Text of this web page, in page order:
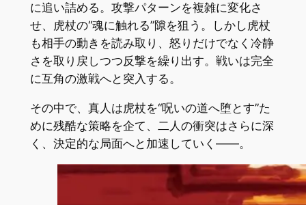
に追い詰める。攻撃パターンを複雑に変化さ
せ、虎杖の“魂に触れる”隙を狙う。しかし虎杖
も相手の動きを読み取り、怒りだけでなく冷静
さを取り戻しつつ反撃を繰り出す。戦いは完全
に互角の激戦へと突入する。
その中で、真人は虎杖を“呪いの道へ堕とす”た
めに残酷な策略を企て、二人の衝突はさらに深
く、決定的な局面へと加速していく――。